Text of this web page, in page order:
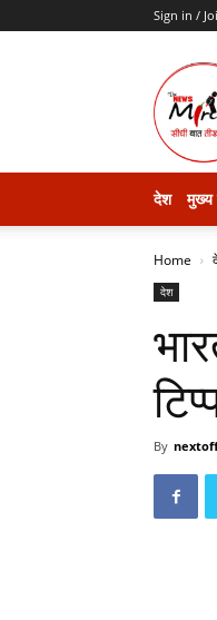
Sign in /
देश मुख्य
Home
देश
By